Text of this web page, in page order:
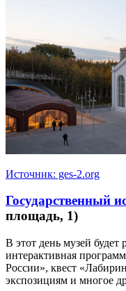
Источник: ges-2.org
Государственный
площадь, 1)
В этот день музей
интерактивная
России», квест
экспозициям и многое